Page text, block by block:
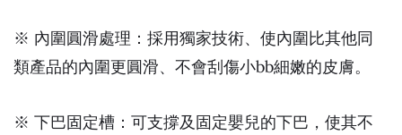
※ 內圍圓滑處理：採用獨家技術、使內圍比其他同
類產品的內圍更圓滑、不會刮傷小bb細嫩的皮膚。
※ 下巴固定槽：可支撐及固定嬰兒的下巴，使其不